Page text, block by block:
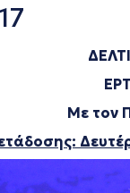
ΕΡΤ
Με τον